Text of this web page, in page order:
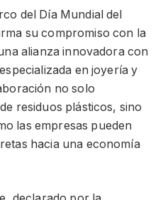
del Día Mundial del
su compromiso con la
alianza innovadora con
en joyería y
no solo
residuos plásticos, sino
las empresas pueden
hacia una economía